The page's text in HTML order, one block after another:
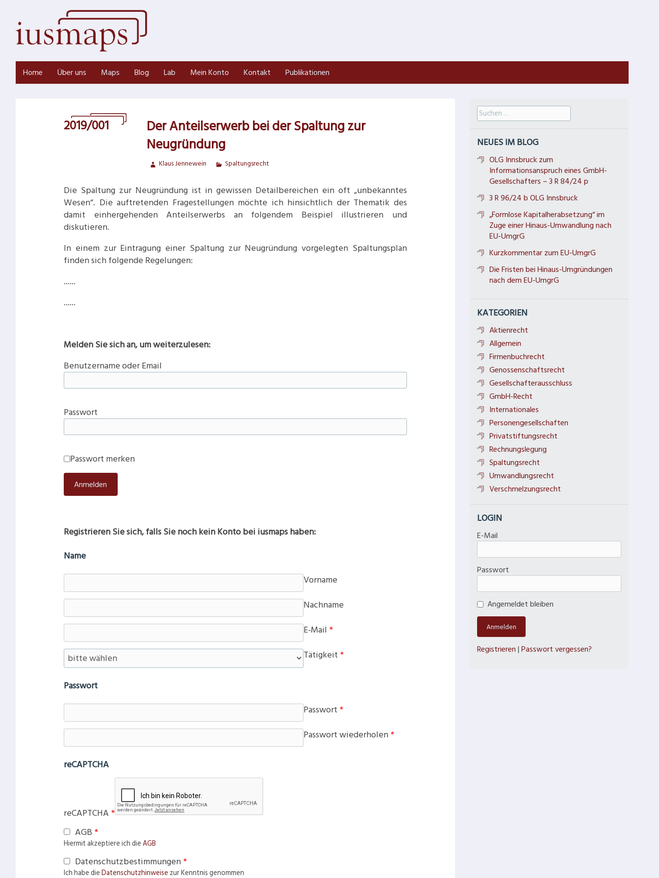
Inhalt
springen
Home Über uns Maps Blog Lab Mein Konto Kontakt Publikationen
2019/001
Der Anteilserwerb bei der Spaltung zur
Neugründung
Klaus Jennewein Spaltungsrecht
Die Spaltung zur Neugründung ist in gewissen Detailbereichen ein oft „unbekanntes
Wesen“. Die auftretenden Fragestellungen möchte ich hinsichtlich der Thematik des
damit einhergehenden Anteilserwerbs an folgendem Beispiel illustrieren und
diskutieren.
In einem zur Eintragung einer Spaltung zur Neugründung vorgelegten Spaltungsplan
finden sich folgende Regelungen:
......
......
Melden Sie sich an, um weiterzulesen:
Benutzername oder Email
Passwort
Passwort merken
Registrieren Sie sich, falls Sie noch kein Konto bei iusmaps haben:
Name
Vorname
Nachname
E-Mail *
Tätigkeit *
Passwort
Passwort *
Passwort wiederholen*
reCAPTCHA
reCAPTCHA *
AGB *
Hiermit akzeptiere ich dieAGB
Datenschutzbestimmungen*
Ich habe dieDatenschutzhinweise zur Kenntnis genommen
Suche
nach:
NEUES IM BLOG
OLG Innsbruck zum
Informationsanspruch eines GmbH-
Gesellschafters – 3 R 84/24 p
3 R 96/24 b OLG Innsbruck
„Formlose Kapitalherabsetzung“ im
Zuge einer Hinaus-Umwandlung nach
EU-UmgrG
Kurzkommentar zum EU-UmgrG
Die Fristen bei Hinaus-Umgründungen
nach dem EU-UmgrG
KATEGORIEN
Aktienrecht
Allgemein
Firmenbuchrecht
Genossenschaftsrecht
Gesellschafterausschluss
GmbH-Recht
Internationales
Personengesellschaften
Privatstiftungsrecht
Rechnungslegung
Spaltungsrecht
Umwandlungsrecht
Verschmelzungsrecht
LOGIN
E-Mail
Passwort
Angemeldet bleiben
Registrieren|Passwort vergessen?